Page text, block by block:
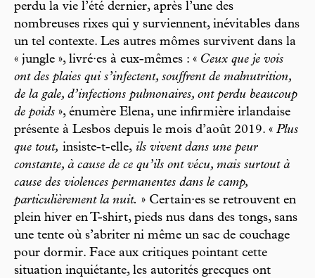
perdu la vie l’été dernier, après l’une des
nombreuses rixes qui y surviennent, inévitables dans
un tel contexte. Les autres mômes survivent dans la
« jungle », livré·es à eux-mêmes : « Ceux que je vois
ont des plaies qui s’infectent, souffrent de malnutrition,
de la gale, d’infections pulmonaires, ont perdu beaucoup
de poids », énumère Elena, une infirmière irlandaise
présente à Lesbos depuis le mois d’août 2019. « Plus
que tout, insiste-t-elle, ils vivent dans une peur
constante, à cause de ce qu’ils ont vécu, mais surtout à
cause des violences permanentes dans le camp,
particulièrement la nuit. » Certain·es se retrouvent en
plein hiver en T-shirt, pieds nus dans des tongs, sans
une tente où s’abriter ni même un sac de couchage
pour dormir. Face aux critiques pointant cette
situation inquiétante, les autorités grecques ont